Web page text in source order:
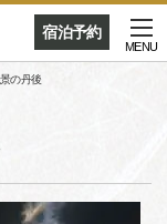
宿泊予約
MENU
の丹後